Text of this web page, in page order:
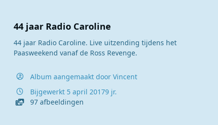
44 jaar Radio Caroline
44 jaar Radio Caroline. Live uitzending tijdens het
Paasweekend vanaf de Ross Revenge.
Album aangemaakt door Vincent
Bijgewerkt 5 april 20179 jr.
97 afbeeldingen